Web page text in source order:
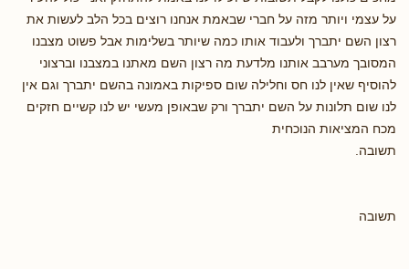
על עצמי ויותר מזה על חברי שבאמת אנחנו רוצים בכל הלב לעשות את
רצון השם יתברך ולעבוד אותו כמה שיותר בשלימות אבל פשוט מצבנו
המסובך מערבב אותנו מלדעת מה רצון השם מאתנו במצבנו וברצוני
להוסיף שאין לנו חס וחלילה שום ספיקות באמונה בהשם יתברך וגם אין
לנו שום תלונות על השם יתברך ורק שבאופן מעשי יש לנו קשיים חזקים
מכח המציאות הנוכחית
תשובה.
תשובה